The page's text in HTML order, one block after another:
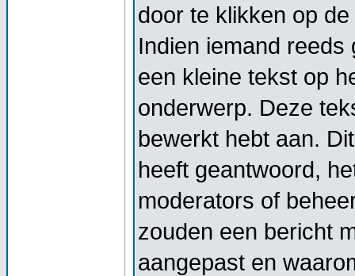
door te klikken op de
Indien iemand
een kleine tekst op
onderwerp. Deze
bewerkt hebt aan.
heeft geantwoord,
moderators of
zouden een bericht
aangepast en